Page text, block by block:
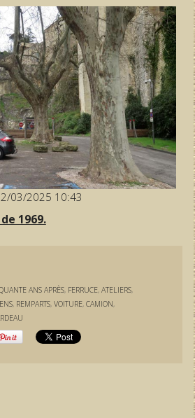
03/2025 10:43
1969.
ANS APRÈS, FERRUCE,ATELIERS,
, REMPARTS,VOITURE,CAMION,